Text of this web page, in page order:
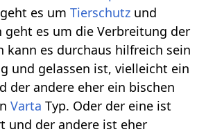
es umTierschutz und
geht es um die Verbreitung der
kann es durchaus hilfreich sein
und gelassen ist, vielleicht ein
der andere eher ein bischen
Varta Typ. Oder der eine ist
und der andere ist eher